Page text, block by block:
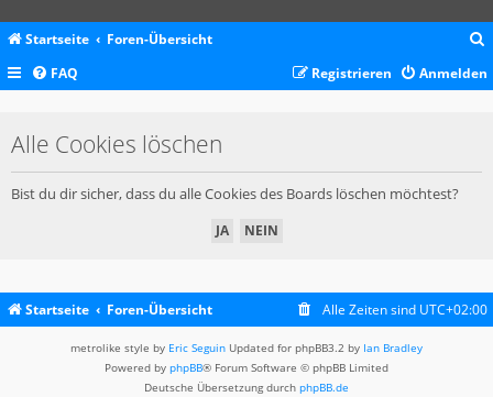
Startseite Foren-Übersicht
c
FAQ Anmelden
Registrieren
Alle Cookies löschen
Bist du dir sicher, dass du alle Cookies des Boards löschen möchtest?
Startseite Foren-Übersicht Alle Zeiten sind UTC+02:00
metrolike style by Eric Seguin Updated for phpBB3.2 by Ian Bradley
Powered by phpBB® Forum Software © phpBB Limited
Deutsche Übersetzung durch phpBB.de